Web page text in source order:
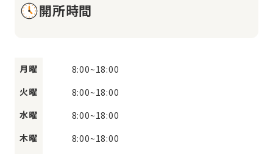
開所時間
月曜 8:00~18:00
火曜
8:00~18:00
水曜
8:00~18:00
木曜
8:00~18:00